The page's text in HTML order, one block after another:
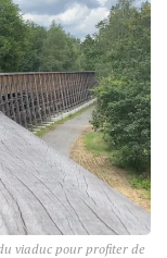
viaduc pour profiter de